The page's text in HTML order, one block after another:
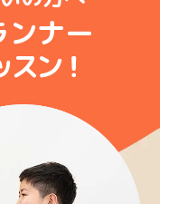
ナー
スン！